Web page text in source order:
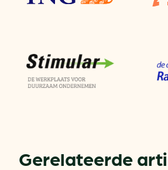
Gerelateerde